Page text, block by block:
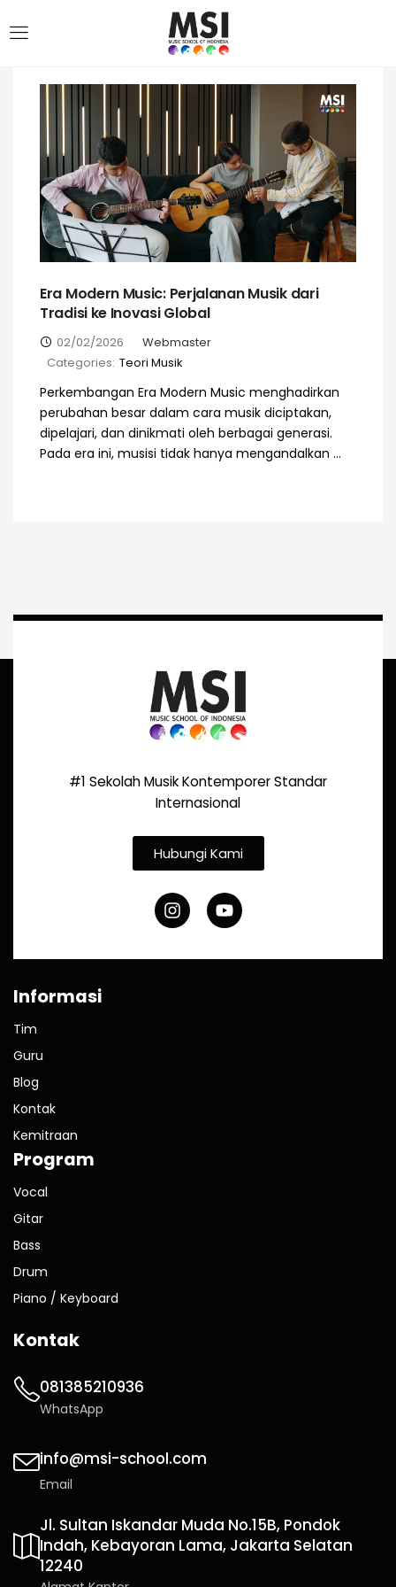
Era Modern Music: Perjalanan Musik dari
Tradisi ke Inovasi Global
02/02/2026
Webmaster
Categories: Teori Musik
Perkembangan Era Modern Music menghadirkan
perubahan besar dalam cara musik diciptakan,
dipelajari, dan dinikmati oleh berbagai generasi.
Pada era ini, musisi tidak hanya mengandalkan ...
#1 Sekolah Musik Kontemporer Standar
Internasional
Hubungi Kami
Informasi
Tim
Guru
Blog
Kontak
Kemitraan
Program
Vocal
Gitar
Bass
Drum
Piano / Keyboard
Kontak
081385210936
WhatsApp
info@msi-school.com
Email
Jl. Sultan Iskandar Muda No.15B, Pondok
Indah, Kebayoran Lama, Jakarta Selatan
12240